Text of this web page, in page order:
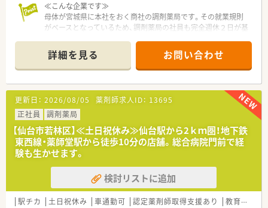
≪こんな企業です≫
母体が宮城県に本社をおく商社の調剤薬局です。その就業規則
がベースとなっているため、調剤薬局の社員も完全週休２日が基
考えているママさんスタッフにはうれしいですね。
薬剤師１人あたりの処方箋対応枚数各店舗共通で20～25枚/日
とゆったり。人数体制も整っているので患者さん対応もゆとり
をもって行えます。
全店舗に監査レンジを導入。ヒューマンエラーを極力なくす取
組をおこなっております。
入社時に有給休暇を11日付与。急なお休みの取得や家庭との両
立を考える方にはうれしい制度。
かかりつけ薬剤師や資格取得はもちろん重要ですが、ノルマ制度
はないのが安心です。しかも目標を達成すると評価制度にも反
映するのでやりがいアップ。向上心のある方も、じっくり自分の
ペースで積みたい方もどんな方でも働きやすい仕組みをバック
アップしてくれる会社です。
≪こんな方におすすめです≫
詳細を見る お問い合わせ
更新日： 2026/08/05 薬剤師求人ID： 13695
正社員
調剤薬局
【仙台市若林区】≪土日祝休み≫仙台駅から2ｋｍ圏！地下鉄
東西線・薬師堂駅から徒歩10分の店舗。総合病院門前で経
験も生かせます。
検討リストに追加
駅チカ 土日祝休み 車通勤可 認定薬剤師取得支援あり 教育制度あり